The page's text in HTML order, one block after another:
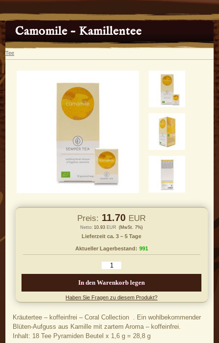
Camomile – Kamillentee
Tee
Preis: 11.70 EUR
Netto: 10.93 EUR (MwSt. 7%)
Lieferzeit ca. 3 – 5 Tage
Aktueller Lagerbestand: 991
Haben Sie Fragen zu diesem Produkt?
Kräutertee – koffeinfrei – Coral Collection . Ein wohlbekommender
Blüten-Aufguss aus Kamille mit zartem Aroma – koffeinfrei.
Inhalt: 18 Tee Pyramiden Beutel x 1,6 g = 28,8 g